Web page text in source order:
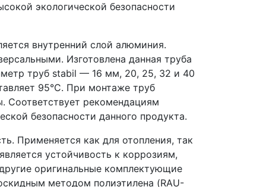
экологической безопасности
внутренний слой алюминия.
Изготовлена данная труба
труб stabil — 16 мм, 20, 25, 32 и 40
95°С. При монтаже труб
Cоответствует рекомендациям
безопасности данного продукта.
Применяется как для отопления, так
устойчивость к коррозиям,
оригинальные комплектующие
методом полиэтилена (RAU-